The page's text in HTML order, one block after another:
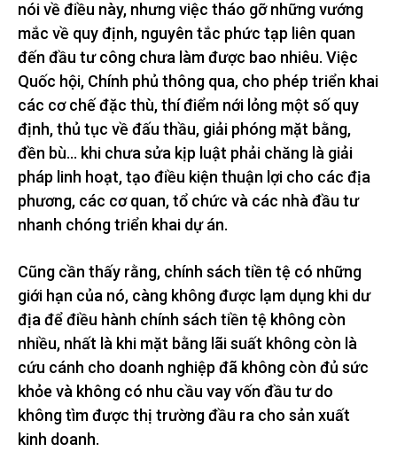
nói về điều này, nhưng việc tháo gỡ những vướng
mắc về quy định, nguyên tắc phức tạp liên quan
đến đầu tư công chưa làm được bao nhiêu. Việc
Quốc hội, Chính phủ thông qua, cho phép triển khai
các cơ chế đặc thù, thí điểm nới lỏng một số quy
định, thủ tục về đấu thầu, giải phóng mặt bằng,
đền bù… khi chưa sửa kịp luật phải chăng là giải
pháp linh hoạt, tạo điều kiện thuận lợi cho các địa
phương, các cơ quan, tổ chức và các nhà đầu tư
nhanh chóng triển khai dự án.
Cũng cần thấy rằng, chính sách tiền tệ có những
giới hạn của nó, càng không được lạm dụng khi dư
địa để điều hành chính sách tiền tệ không còn
nhiều, nhất là khi mặt bằng lãi suất không còn là
cứu cánh cho doanh nghiệp đã không còn đủ sức
khỏe và không có nhu cầu vay vốn đầu tư do
không tìm được thị trường đầu ra cho sản xuất
kinh doanh.